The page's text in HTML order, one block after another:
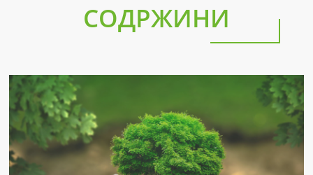
СОДРЖИНИ